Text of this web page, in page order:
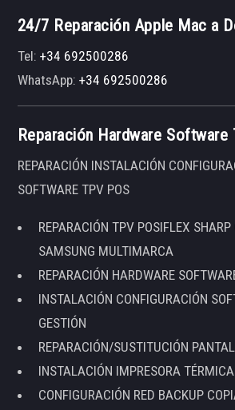
24/7 Reparación Apple Mac a
Tel:+34 692500286
WhatsApp:+34 692500286
Reparación Hardware Software
REPARACIÓN INSTALACIÓN
SOFTWARE TPV POS
REPARACIÓN TPV POSIFLEX
SAMSUNG MULTIMARCA
REPARACIÓN HARDWARE
INSTALACIÓN CONFIGURACIÓN
GESTIÓN
REPARACIÓN/SUSTITUCIÓN
INSTALACIÓN IMPRESORA
CONFIGURACIÓN RED BACKUP